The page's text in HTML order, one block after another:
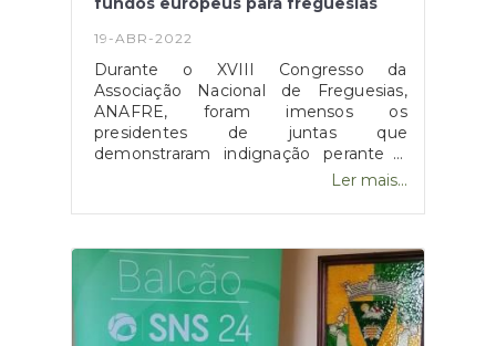
19-ABR-2022
Durante o XVIII Congresso da
Associação Nacional de Freguesias,
ANAFRE, foram imensos os
presidentes de juntas que
demonstraram indignação perante a
falta de acesso a fundos comunitários,
discriminação e cansaço ao serem
forma, as freguesias que até agora não
podem concorrer de forma direta a
fundos comunitários, passaram a poder
aceder ao programa Portugal 2030 em
Ler mais...